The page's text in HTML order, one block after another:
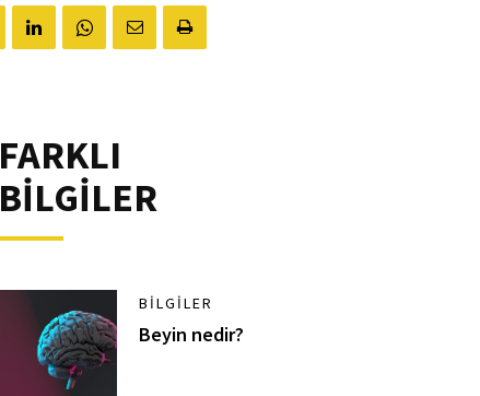
FARKLI
BİLGİLER
BILGILER
Beyin nedir?